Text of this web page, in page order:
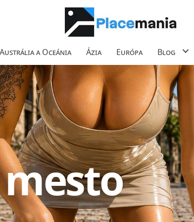
Austrália a Oceánia Ázia Európa Blog